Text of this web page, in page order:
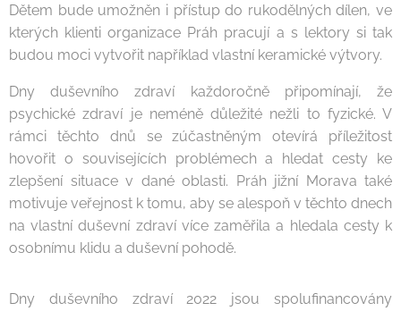
Dětem bude umožněn i přístup do rukodělných dílen, ve
kterých klienti organizace Práh pracují a s lektory si tak
budou moci vytvořit například vlastní keramické výtvory.
Dny duševního zdraví každoročně připomínají, že
psychické zdraví je neméně důležité nežli to fyzické. V
rámci těchto dnů se zúčastněným otevírá příležitost
hovořit o souvisejících problémech a hledat cesty ke
zlepšení situace v dané oblasti. Práh jižní Morava také
motivuje veřejnost k tomu, aby se alespoň v těchto dnech
na vlastní duševní zdraví více zaměřila a hledala cesty k
osobnímu klidu a duševní pohodě.
Dny duševního zdraví 2022 jsou spolufinancovány